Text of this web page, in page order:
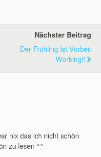
Nächster Beitrag
Der Frühling Ist Vorbei:
Working!!
nix das ich nicht schön
zu lesen ^^